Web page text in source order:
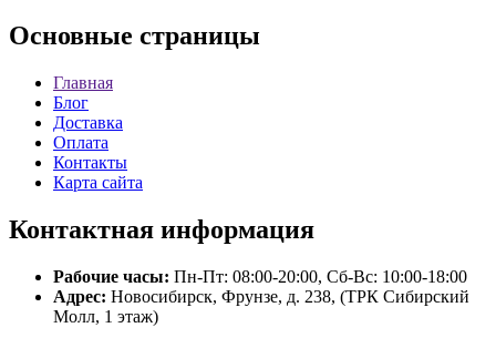
Основные страницы
Главная
Блог
Доставка
Оплата
Контакты
Карта сайта
Контактная информация
Рабочие часы: Пн-Пт: 08:00-20:00, Сб-Вс: 10:00-18:00
Адрес: Новосибирск, Фрунзе, д. 238, (ТРК Сибирский
Молл, 1 этаж)